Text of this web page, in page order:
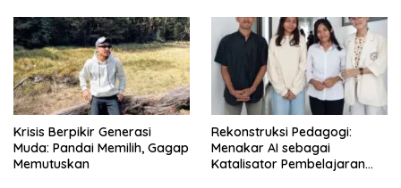
Krisis Berpikir Generasi
Muda: Pandai Memilih, Gagap
Memutuskan
Rekonstruksi Pedagogi:
Menakar AI sebagai
Katalisator Pembelajaran